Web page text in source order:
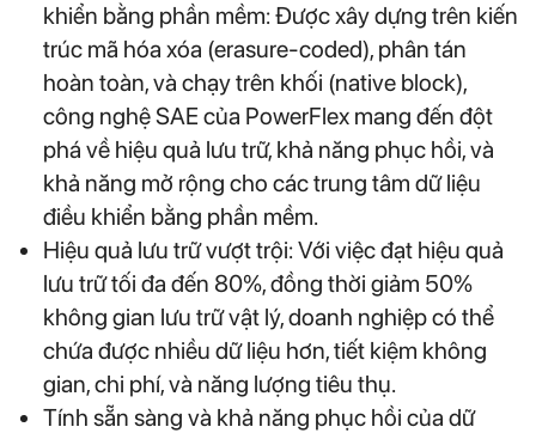
khiển bằng phần mềm: Được xây dựng trên kiến
trúc mã hóa xóa (erasure-coded), phân tán
hoàn toàn, và chạy trên khối (native block),
công nghệ SAE của PowerFlex mang đến đột
phá về hiệu quả lưu trữ, khả năng phục hồi, và
khả năng mở rộng cho các trung tâm dữ liệu
điều khiển bằng phần mềm.
Hiệu quả lưu trữ vượt trội: Với việc đạt hiệu quả
lưu trữ tối đa đến 80%, đồng thời giảm 50%
không gian lưu trữ vật lý, doanh nghiệp có thể
chứa được nhiều dữ liệu hơn, tiết kiệm không
gian, chi phí, và năng lượng tiêu thụ.
Tính sẵn sàng và khả năng phục hồi của dữ